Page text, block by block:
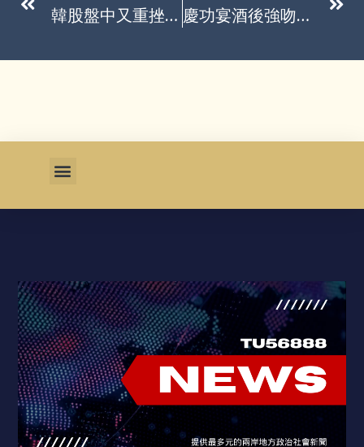
韓股盤中又重挫5% 在今年狂飆75%「熔漲」後面臨四大地雷考驗 慶功宴酒後強吻還摳男同事菊花 挨告急掏70萬元和解換免坐牢